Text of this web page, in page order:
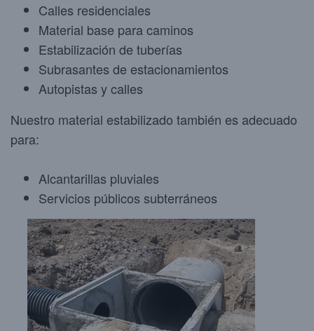
Calles residenciales
Material base para caminos
Estabilización de tuberías
Subrasantes de estacionamientos
Autopistas y calles
Nuestro material estabilizado también es adecuado
para:
Alcantarillas pluviales
Servicios públicos subterráneos